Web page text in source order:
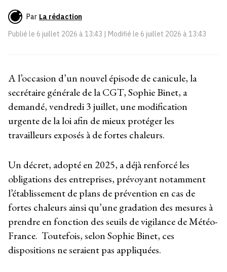
Par La rédaction
Publié le 6 juillet 2026 à 13:43 | Modifié le 6 juillet 2026 à 13:43
A l’occasion d’un nouvel épisode de canicule, la
secrétaire générale de la CGT, Sophie Binet, a
demandé, vendredi 3 juillet, une modification
urgente de la loi afin de mieux protéger les
travailleurs exposés à de fortes chaleurs.
Un décret, adopté en 2025, a déjà renforcé les
obligations des entreprises, prévoyant notamment
l’établissement de plans de prévention en cas de
fortes chaleurs ainsi qu’une gradation des mesures à
prendre en fonction des seuils de vigilance de Météo-
France. Toutefois, selon Sophie Binet, ces
dispositions ne seraient pas appliquées.